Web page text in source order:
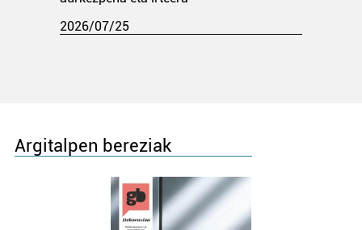
2026/07/25
Argitalpen bereziak